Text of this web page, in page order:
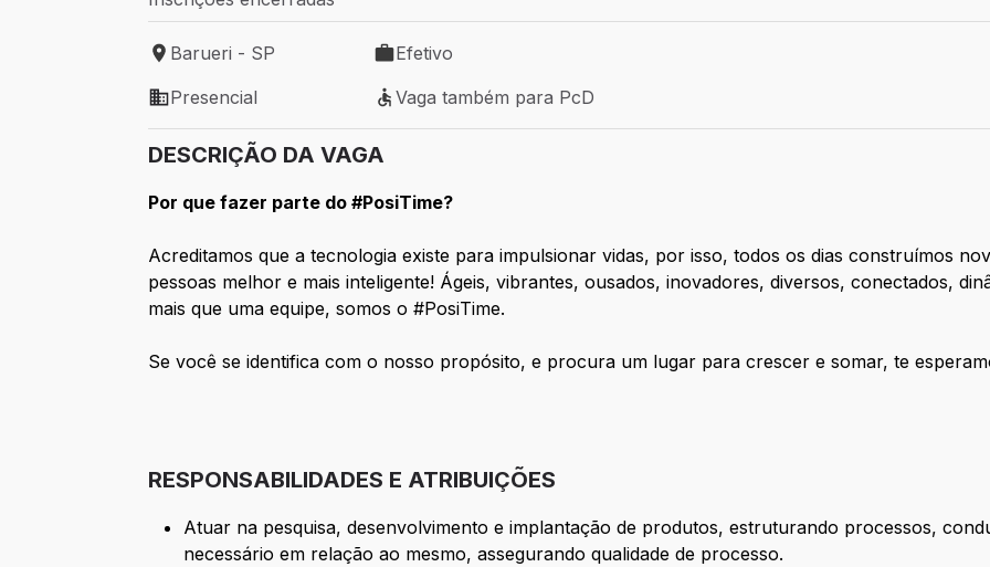
Local de trabalho: Barueri - SP
Barueri - SP
Tipo de vaga: Efetivo
Efetivo
Modelo de trabalho: Presencial
Presencial
Vaga também para PcD
Vaga também para PcD
DESCRIÇÃO DA VAGA
Por que fazer parte do #PosiTime?
Acreditamos que a tecnologia existe para impulsionar vidas, por isso, todos os dias construímos
pessoas melhor e mais inteligente! Ágeis, vibrantes, ousados, inovadores, diversos, conectados,
mais que uma equipe, somos o #PosiTime.
Se você se identifica com o nosso propósito, e procura um lugar para crescer e somar, te
RESPONSABILIDADES E ATRIBUIÇÕES
Atuar na pesquisa, desenvolvimento e implantação de produtos, estruturando processos,
necessário em relação ao mesmo, assegurando qualidade de processo.